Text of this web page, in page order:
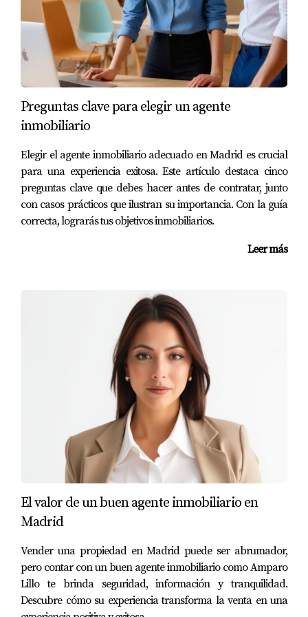
de Henares. Conociendo los impuestos aplicables y
analizando casos prácticos, puedes tomar decisiones
más informadas que te ayuden a optimizar tu situación
fiscal. Recuerda que cada caso es único; lo que funciona
para uno puede no ser aplicable a otro. Por ello, siempre
es recomendable contar con asesoramiento profesional
para guiarte a través del proceso. Si estás pensando en
vender una propiedad heredada o necesitas más
información sobre cómo gestionar este proceso sin pagar
más impuestos de lo necesario, ¡no dudes en contactar
con Amparo Lillo! Ella está aquí para ayudarte a navegar
este camino complejo con confianza y claridad.
Para vender una vivienda heredada necesitarás varios
documentos como el certificado de defunción del
causante, el testamento o declaración de herederos y el
¿Puedo deducir gastos relacionados con la
Sí, puedes deducir gastos como reformas realizadas en
la vivienda o comisiones pagadas a agentes inmobiliarios
¿Qué pasa si vendo por menos del valor
Si vendes por debajo del valor catastral, podrías
enfrentar problemas con Hacienda si no puedes
justificar adecuadamente el precio bajo.
Preguntas clave para elegir un agente
inmobiliario
Elegir el agente inmobiliario adecuado en Madrid es crucial
para una experiencia exitosa. Este artículo destaca cinco
preguntas clave que debes hacer antes de contratar, junto
con casos prácticos que ilustran su importancia. Con la guía
correcta, lograrás tus objetivos inmobiliarios.
Leer más
El valor de un buen agente inmobiliario en
Madrid
Vender una propiedad en Madrid puede ser abrumador,
pero contar con un buen agente inmobiliario como Amparo
Lillo te brinda seguridad, información y tranquilidad.
Descubre cómo su experiencia transforma la venta en una